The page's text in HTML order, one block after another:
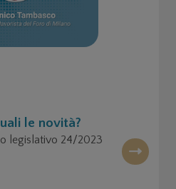
le novità?
legislativo 24/2023